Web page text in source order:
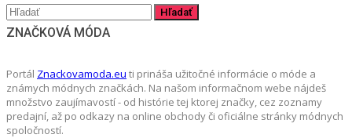
ZNAČKOVÁ MÓDA
Portál Znackovamoda.eu ti prináša užitočné informácie o móde a
známych módnych značkách. Na našom informačnom webe nájdeš
množstvo zaujímavostí - od histórie tej ktorej značky, cez zoznamy
predajní, až po odkazy na online obchody či oficiálne stránky módnych
spoločností.